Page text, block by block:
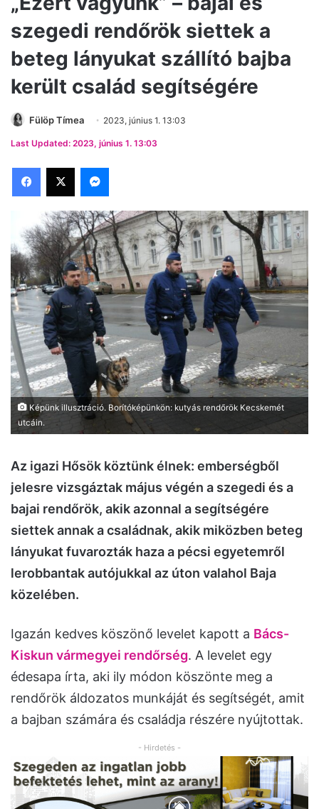
szegedi rendőrök siettek a
beteg lányukat szállító bajba
került család segítségére
Fülöp Tímea 2023, június 1. 13:03
Last Updated: 2023, június 1. 13:03
Facebook
X Messenger
Képünk illusztráció. Borítóképünkön: kutyás rendőrök Kecskemét
utcáin.
Az igazi Hősök köztünk élnek: emberségből
jelesre vizsgáztak május végén a szegedi és a
bajai rendőrök, akik azonnal a segítségére
siettek annak a családnak, akik miközben beteg
lányukat fuvarozták haza a pécsi egyetemről
lerobbantak autójukkal az úton valahol Baja
közelében.
Igazán kedves köszönő levelet kapott a Bács-
Kiskun vármegyei rendőrség. A levelet egy
édesapa írta, aki ily módon köszönte meg a
rendőrök áldozatos munkáját és segítségét, amit
a bajban számára és családja részére nyújtottak.
- Hirdetés -